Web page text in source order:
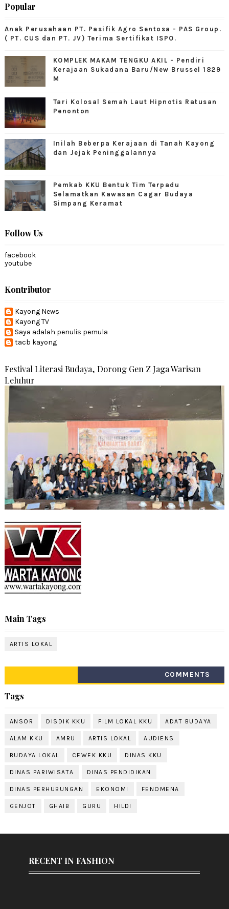
Popular
Anak Perusahaan PT. Pasifik Agro Sentosa - PAS Group.
( PT. CUS dan PT. JV) Terima Sertifikat ISPO.
KOMPLEK MAKAM TENGKU AKIL - Pendiri
Kerajaan Sukadana Baru/New Brussel 1829
M
Tari Kolosal Semah Laut Hipnotis Ratusan
Penonton
Inilah Beberpa Kerajaan di Tanah Kayong
dan Jejak Peninggalannya
Pemkab KKU Bentuk Tim Terpadu
Selamatkan Kawasan Cagar Budaya
Simpang Keramat
Follow Us
facebook
youtube
Kontributor
Kayong News
Kayong TV
Saya adalah penulis pemula
tacb kayong
Festival Literasi Budaya, Dorong Gen Z Jaga Warisan
Leluhur
Main Tags
ARTIS LOKAL
COMMENTS
Tags
ANSOR DISDIK KKU FILM LOKAL KKU ADAT BUDAYA
ALAM KKU AMRU ARTIS LOKAL AUDIENS
BUDAYA LOKAL CEWEK KKU DINAS KKU
DINAS PARIWISATA DINAS PENDIDIKAN
DINAS PERHUBUNGAN EKONOMI FENOMENA
GENJOT GHAIB GURU HILDI
RECENT IN FASHION